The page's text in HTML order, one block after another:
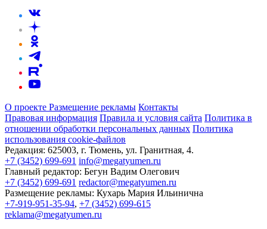
О проекте Размещение рекламы Контакты
Правовая информация Правила и условия сайта Политика в
отношении обработки персональных данных Политика
использования cookie-файлов
Редакция: 625003, г. Тюмень, ул. Гранитная, 4.
+7 (3452) 699-691 info@megatyumen.ru
Главный редактор: Бегун Вадим Олегович
+7 (3452) 699-691 redactor@megatyumen.ru
Размещение рекламы: Кухарь Мария Ильинична
+7-919-951-35-94, +7 (3452) 699-615
reklama@megatyumen.ru